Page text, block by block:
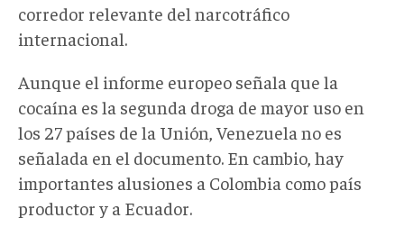
corredor relevante del narcotráfico
internacional.
Aunque el informe europeo señala que la
cocaína es la segunda droga de mayor uso en
los 27 países de la Unión, Venezuela no es
señalada en el documento. En cambio, hay
importantes alusiones a Colombia como país
productor y a Ecuador.